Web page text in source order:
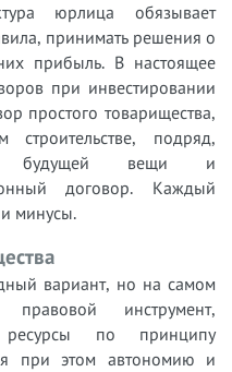
юрлица обязывает
принимать решения о
прибыль. В настоящее
при инвестировании
простого товарищества,
подряд,
будущей вещи и
договор. Каждый
минусы.
вариант, но на самом
инструмент,
ресурсы по принципу
при этом автономию и